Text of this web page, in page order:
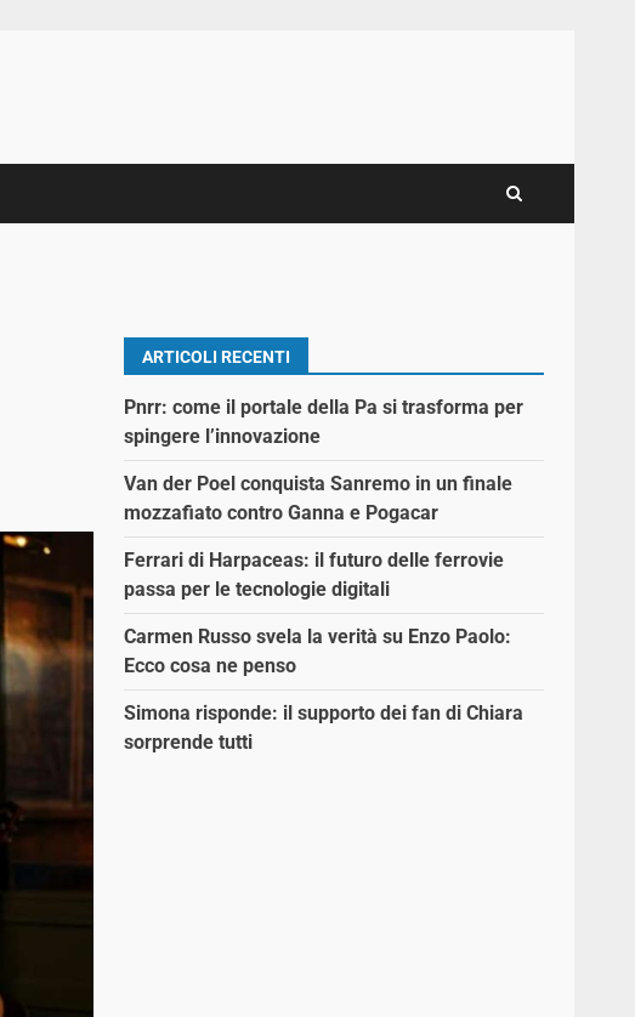
ARTICOLI RECENTI
Pnrr: come il portale della Pa si trasforma per
spingere l’innovazione
Van der Poel conquista Sanremo in un finale
mozzafiato contro Ganna e Pogacar
Ferrari di Harpaceas: il futuro delle ferrovie
passa per le tecnologie digitali
Carmen Russo svela la verità su Enzo Paolo:
Ecco cosa ne penso
Simona risponde: il supporto dei fan di Chiara
sorprende tutti